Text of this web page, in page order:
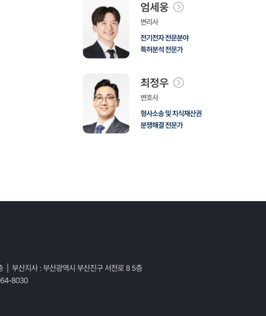
엄세웅
변리사
전기전자 전문분야
특허분석 전문가
최정우
변호사
형사소송 및 지식재산권
분쟁해결 전문가
| 부산지사 : 부산광역시 부산진구 서전로 8 5층
8030